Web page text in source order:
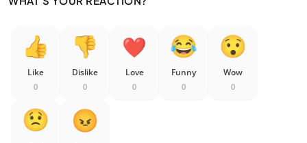
Like
0
Dislike
0
Love
0
Funny
0
Wow
0